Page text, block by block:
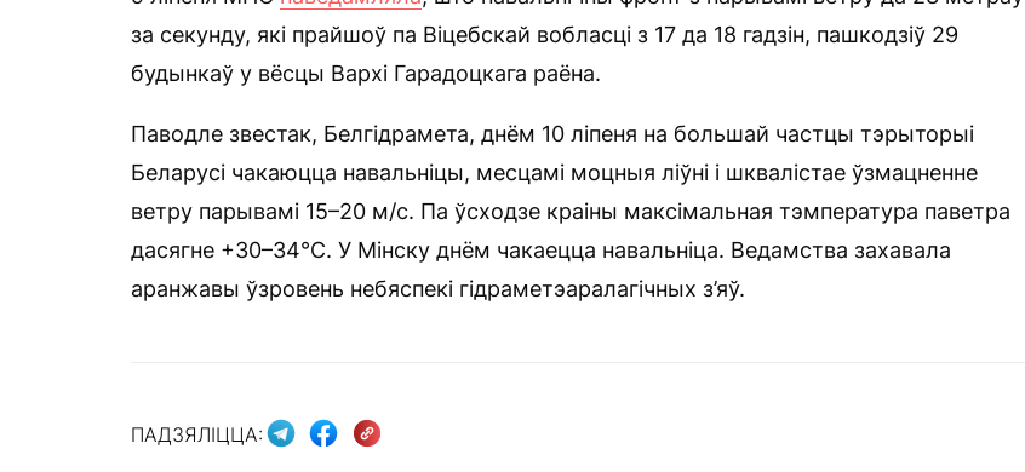
за секунду, які прайшоў па Віцебскай вобласці з 17 да 18 гадзін, пашкодзіў 29
будынкаў у вёсцы Вархі Гарадоцкага раёна.
Паводле звестак, Белгідрамета, днём 10 ліпеня на большай частцы тэрыторыі
Беларусі чакаюцца навальніцы, месцамі моцныя ліўні і шквалістае ўзмацненне
ветру парывамі 15–20 м/с. Па ўсходзе краіны максімальная тэмпература паветра
дасягне +30–34°С. У Мінску днём чакаецца навальніца. Ведамства захавала
аранжавы ўзровень небяспекі гідраметэаралагічных з’яў.
ПАДЗЯЛІЦЦА: